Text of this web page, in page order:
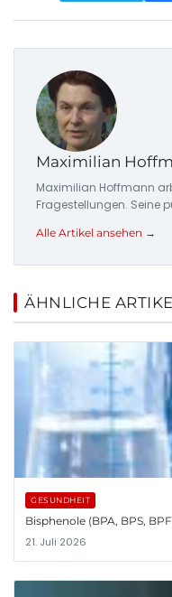
Maximilian
Maximilian Hoffmann
Fragestellungen. Seine
Alle Artikel ansehen →
ÄHNLICHE
GESUNDHEIT
Bisphenole (BPA, BPS,
21. Juli 2026